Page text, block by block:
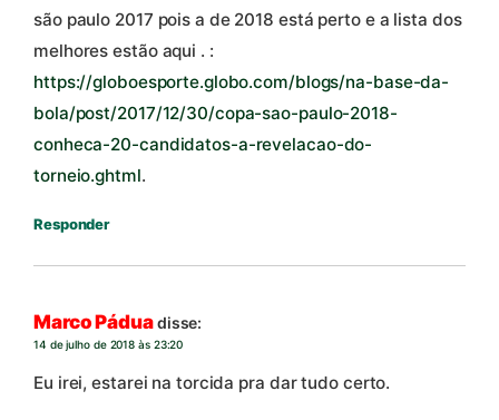
são paulo 2017 pois a de 2018 está perto e a lista dos
melhores estão aqui . :
https://globoesporte.globo.com/blogs/na-base-da-
bola/post/2017/12/30/copa-sao-paulo-2018-
conheca-20-candidatos-a-revelacao-do-
torneio.ghtml.
Responder
Marco Páduadisse:
14 de julho de 2018 às 23:20
Eu irei, estarei na torcida pra dar tudo certo.